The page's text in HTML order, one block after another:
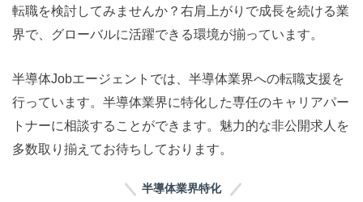
転職を検討してみませんか？右肩上がりで成長を続ける業
界で、グローバルに活躍できる環境が揃っています。
半導体Jobエージェントでは、半導体業界への転職支援を
行っています。半導体業界に特化した専任のキャリアパー
トナーに相談することができます。魅力的な非公開求人を
多数取り揃えてお待ちしております。
半導体業界特化